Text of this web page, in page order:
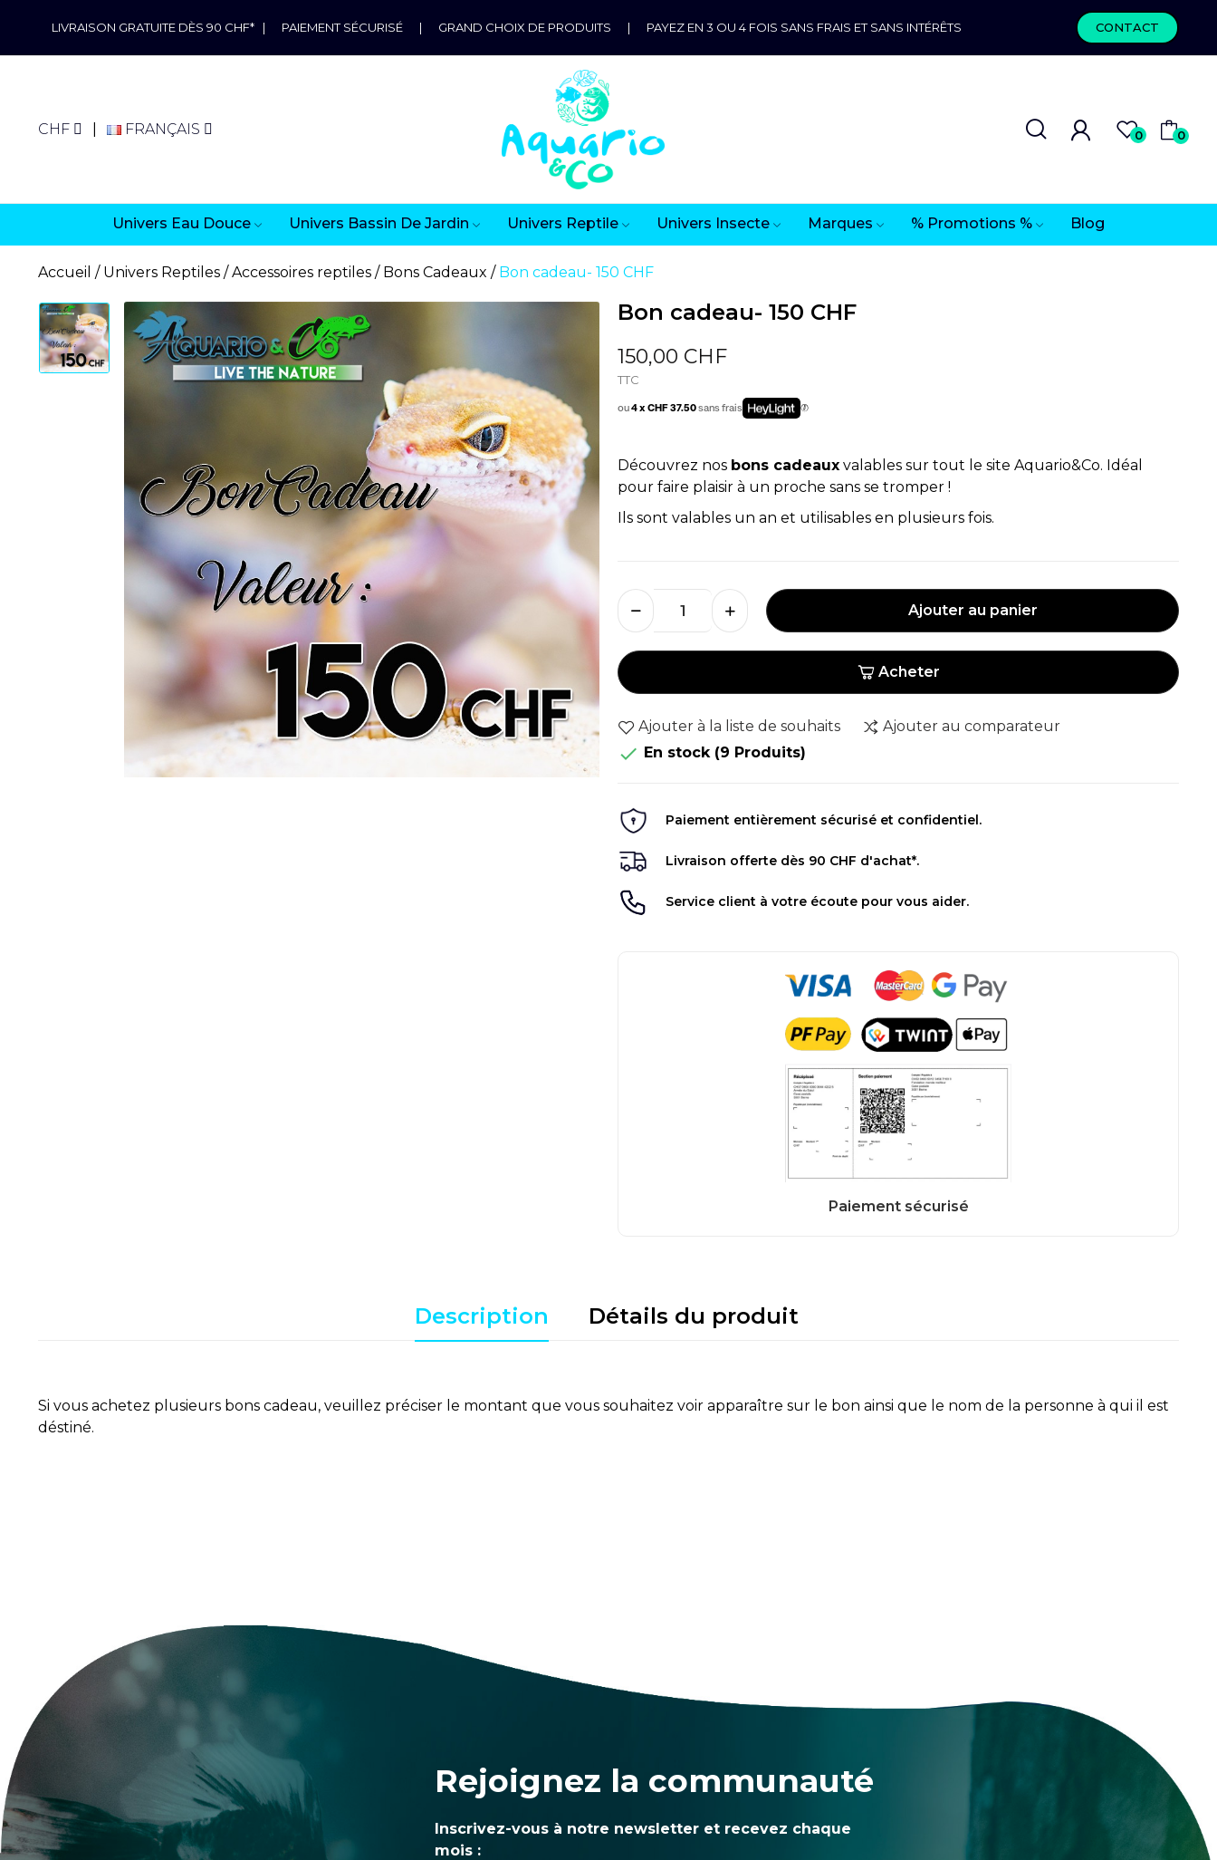
LIVRAISON GRATUITE DÈS 90 CHF* | PAIEMENT SÉCURISÉ | GRAND CHOIX DE PRODUITS | PAYEZ EN 3 OU 4 FOIS SANS FRAIS ET SANS INTÉRÊTS CONTACT
CHF FRANÇAIS 0 0
Univers Eau Douce Univers Bassin De Jardin Univers Reptile Univers Insecte Marques % Promotions % Blog
Accueil Univers Reptiles Accessoires reptiles Bons Cadeaux Bon cadeau- 150 CHF
Bon cadeau- 150 CHF
150,00 CHF
TTC
ou4 x CHF 37.50sans frais
Découvrez nos bons cadeaux valables sur tout le site Aquario&Co. Idéal
pour faire plaisir à un proche sans se tromper !
Ils sont valables un an et utilisables en plusieurs fois.
Ajouter au panier
Acheter
Ajouter à la liste de souhaits Ajouter au comparateur
 En stock (9 Produits)
Paiement entièrement sécurisé et confidentiel.
Livraison offerte dès 90 CHF d'achat*.
Service client à votre écoute pour vous aider.
Description Détails du produit
Si vous achetez plusieurs bons cadeau, veuillez préciser le montant que vous souhaitez voir apparaître sur le bon ainsi que le nom de la personne à qui il est
déstiné.
Rejoignez la communauté
Inscrivez-vous à notre newsletter et recevez chaque
mois :